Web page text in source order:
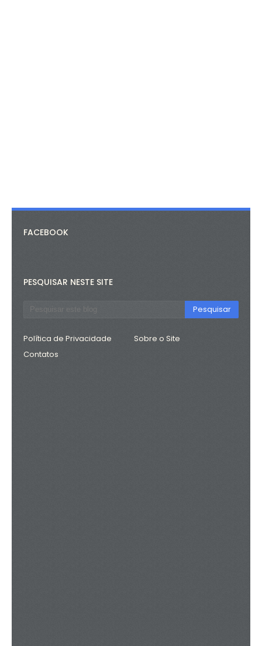
FACEBOOK
PESQUISAR NESTE SITE
Política de Privacidade
Sobre o Site
Contatos